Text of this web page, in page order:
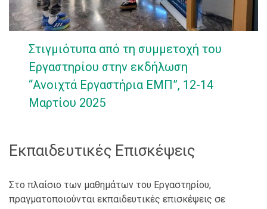
Στιγμιότυπα από τη συμμετοχή του
Εργαστηρίου στην εκδήλωση
“Ανοιχτά Εργαστήρια ΕΜΠ”, 12-14
Μαρτίου 2025
Εκπαιδευτικές Επισκέψεις
Στο πλαίσιο των μαθημάτων του Εργαστηρίου,
πραγματοποιούνται εκπαιδευτικές επισκέψεις σε